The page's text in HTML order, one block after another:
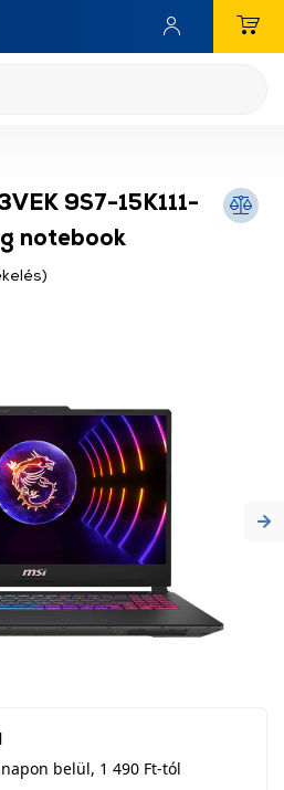
9S7-15K111-
notebook
belül, 1 490 Ft-tól